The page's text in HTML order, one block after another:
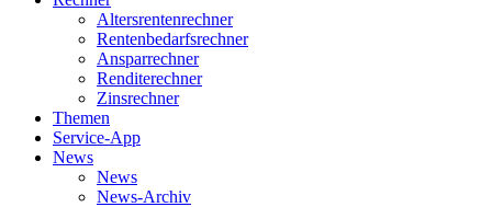
Altersrentenrechner
Rentenbedarfsrechner
Ansparrechner
Renditerechner
Zinsrechner
Themen
Service-App
News
News
News-Archiv